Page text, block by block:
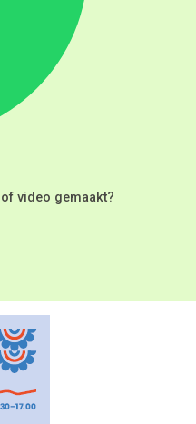
video gemaakt?